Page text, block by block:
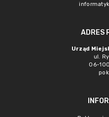
ADRES
Urząd
ul.
06-